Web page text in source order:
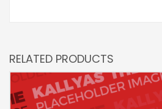
RELATED PRODUCTS